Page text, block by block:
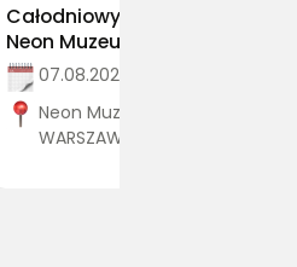
Całodniowy Bilet Wstępu -
Neon Muzeum 7.08.2026
07.08.2026
Neon Muzeum ,
WARSZAWA